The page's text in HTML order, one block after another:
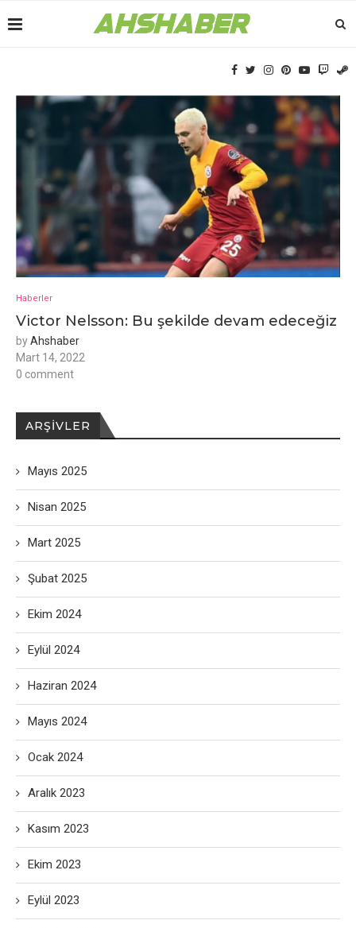
Haberler
Victor Nеlsson: Bu şеkildе dеvam еdеcеğiz
byAhshaber
Mart 14, 2022
0 comment
ARŞIVLER
Mayıs 2025
Nisan 2025
Mart 2025
Şubat 2025
Ekim 2024
Eylül 2024
Haziran 2024
Mayıs 2024
Ocak 2024
Aralık 2023
Kasım 2023
Ekim 2023
Eylül 2023